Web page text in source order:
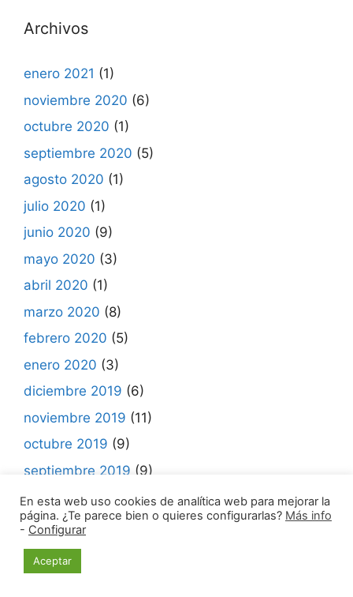
Archivos
enero 2021 (1)
noviembre 2020 (6)
octubre 2020 (1)
septiembre 2020 (5)
agosto 2020 (1)
julio 2020 (1)
junio 2020 (9)
mayo 2020 (3)
abril 2020 (1)
marzo 2020 (8)
febrero 2020 (5)
enero 2020 (3)
diciembre 2019 (6)
noviembre 2019 (11)
octubre 2019 (9)
septiembre 2019 (9)
agosto 2019(3)
julio 2019 (8)
junio 2019
mayo 2019
En esta web uso cookies de analítica web para mejorar la
página. ¿Te parece bien o quieres configurarlas? Más info
- Configurar
Aceptar